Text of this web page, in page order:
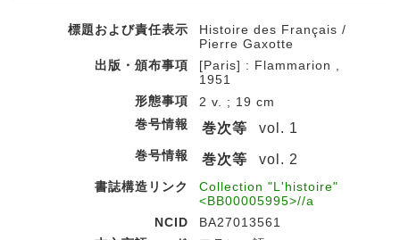
標題および責任表示
Histoire des Français /
Pierre Gaxotte
出版・頒布事項
[Paris] : Flammarion ,
1951
形態事項
2 v. ; 19 cm
巻号情報
巻次等 vol. 1
巻号情報 巻次等 vol. 2
書誌構造リンク
Collection "L'histoire"
<BB00005995>//a
NCID
BA27013561